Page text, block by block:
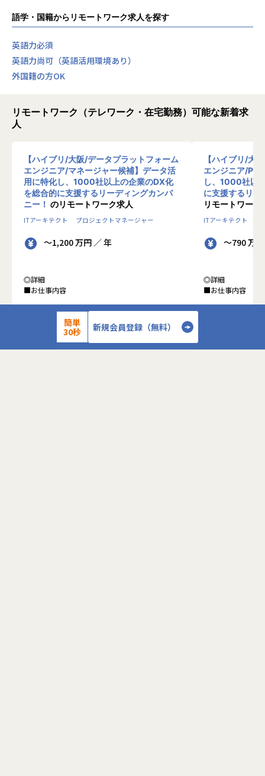
語学・国籍からリモートワーク求人を探す
英語力必須
英語力尚可（英語活用環境あり）
外国籍の方OK
リモートワーク（テレワーク・在宅勤務）可能な新着求
人
【ハイブリ/大阪/データプラットフォーム
エンジニア/マネージャー候補】データ活
用に特化し、1000社以上の企業のDX化
を総合的に支援するリーディングカンパ
ニー！ のリモートワーク求人
ITアーキテクト プロジェクトマネージャー
～1,200 万円 ／ 年
◎詳細
■お仕事内容
●クライアントの業務システムなどの膨大な量の
データを蓄積・加工・分析し、経営層の意思決定
に活用する BI(Business Intelligence)と呼ばれる
システムの導入から実行支援までを行っていま
【ハイブリ/大
エンジニア/PM
し、1000社以
に支援するリー
リモートワーク
ITアーキテクト
～790 万
◎詳細
■お仕事内容
簡単
30秒
新規会員登録（無料）